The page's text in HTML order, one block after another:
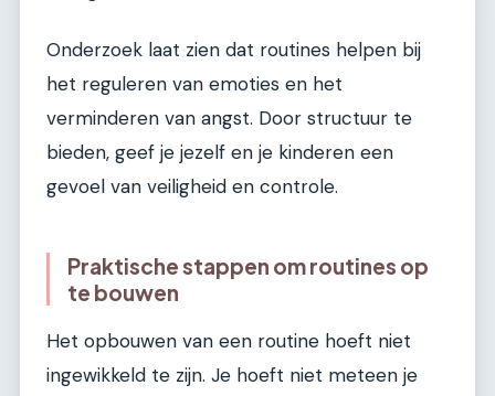
Onderzoek laat zien dat routines helpen bij
het reguleren van emoties en het
verminderen van angst. Door structuur te
bieden, geef je jezelf en je kinderen een
gevoel van veiligheid en controle.
Praktische stappen om routines op
te bouwen
Het opbouwen van een routine hoeft niet
ingewikkeld te zijn. Je hoeft niet meteen je